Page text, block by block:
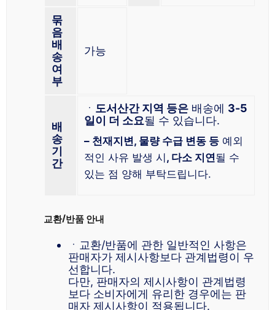
묶
음
배
송
여
부
가능
배
송
기
간
ㆍ 도서산간 지역 등은 배송에 3-5
일이 더 소요될 수 있습니다.
– 천재지변, 물량 수급 변동 등 예외
적인 사유 발생 시, 다소 지연될 수
있는 점 양해 부탁드립니다.
교환/반품 안내
ㆍ교환/반품에 관한 일반적인 사항은
판매자가 제시사항보다 관계법령이 우
선합니다.
다만, 판매자의 제시사항이 관계법령
보다 소비자에게 유리한 경우에는 판
매자 제시사항이 적용됩니다.